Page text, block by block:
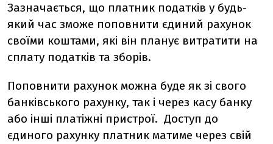
Зазначається, що платник податків у будь-
який час зможе поповнити єдиний рахунок
своїми коштами, які він планує витратити на
сплату податків та зборів.
Поповнити рахунок можна буде як зі свого
банківського рахунку, так і через касу банку
або інші платіжні пристрої. Доступ до
єдиного рахунку платник матиме через свій